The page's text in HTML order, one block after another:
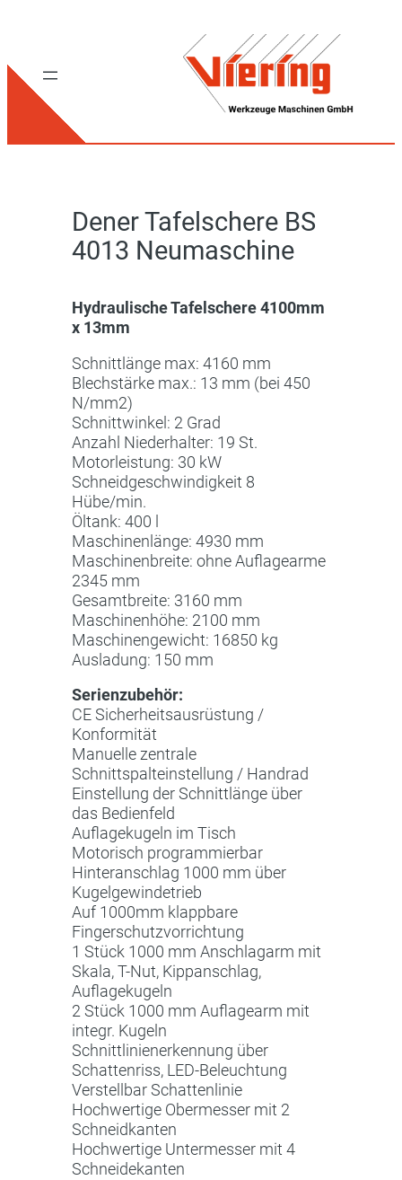
Dener Tafelschere BS
4013 Neumaschine
Hydraulische Tafelschere 4100mm
x 13mm
Schnittlänge max: 4160 mm
Blechstärke max.: 13 mm (bei 450
N/mm2)
Schnittwinkel: 2 Grad
Anzahl Niederhalter: 19 St.
Motorleistung: 30 kW
Schneidgeschwindigkeit 8
Hübe/min.
Öltank: 400 l
Maschinenlänge: 4930 mm
Maschinenbreite: ohne Auflagearme
2345 mm
Gesamtbreite: 3160 mm
Maschinenhöhe: 2100 mm
Maschinengewicht: 16850 kg
Ausladung: 150 mm
Serienzubehör:
CE Sicherheitsausrüstung /
Konformität
Manuelle zentrale
Schnittspalteinstellung / Handrad
Einstellung der Schnittlänge über
das Bedienfeld
Auflagekugeln im Tisch
Motorisch programmierbar
Hinteranschlag 1000 mm über
Kugelgewindetrieb
Auf 1000mm klappbare
Fingerschutzvorrichtung
1 Stück 1000 mm Anschlagarm mit
Skala, T-Nut, Kippanschlag,
Auflagekugeln
2 Stück 1000 mm Auflagearm mit
integr. Kugeln
Schnittlinienerkennung über
Schattenriss, LED-Beleuchtung
Verstellbar Schattenlinie
Hochwertige Obermesser mit 2
Schneidkanten
Hochwertige Untermesser mit 4
Schneidekanten